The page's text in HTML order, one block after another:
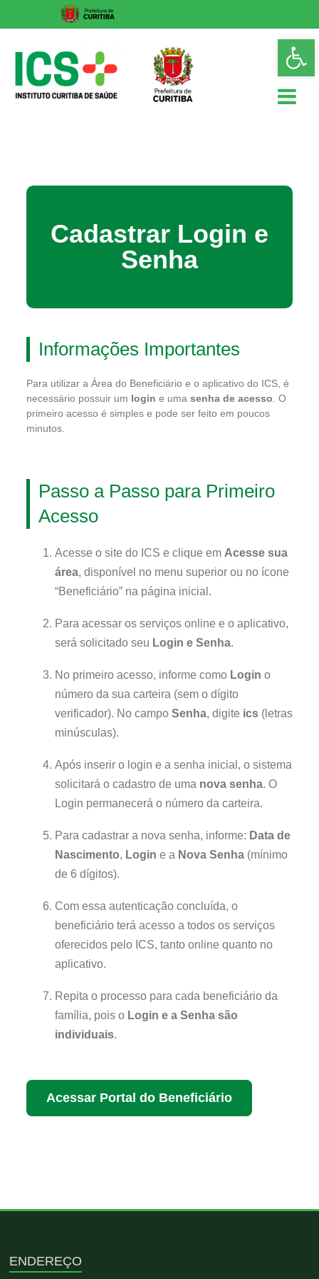
content
Cadastrar Login e
Senha
Informações Importantes
Para utilizar a Área do Beneficiário e o aplicativo do ICS, é
necessário possuir um login e uma senha de acesso . O
primeiro acesso é simples e pode ser feito em poucos
minutos.
Passo a Passo para Primeiro
Acesso
Acesse o site do ICS e clique em Acesse sua
área, disponível no menu superior ou no ícone
“Beneficiário” na página inicial.
Para acessar os serviços online e o aplicativo,
será solicitado seu Login e Senha.
No primeiro acesso, informe como Login o
número da sua carteira (sem o dígito
verificador). No campo Senha, digite ics (letras
minúsculas).
Após inserir o login e a senha inicial, o sistema
solicitará o cadastro de uma nova senha. O
Login permanecerá o número da carteira.
Para cadastrar a nova senha, informe: Data de
Nascimento, Login e a Nova Senha (mínimo
de 6 dígitos).
Com essa autenticação concluída, o
beneficiário terá acesso a todos os serviços
oferecidos pelo ICS, tanto online quanto no
aplicativo.
Repita o processo para cada beneficiário da
família, pois o Login e a Senha são
individuais.
Acessar Portal do Beneficiário
ENDEREÇO